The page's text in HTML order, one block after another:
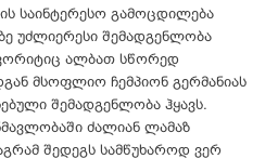
საინტერესო გამოცდილება
უძლიერესი შემადგენლობა
ალბათ სწორედ
მსოფლიო ჩემპიონ გერმანიას
შემადგენლობა ჰყავს.
ძალიან ლამაზ
შედეგს სამწუხაროდ ვერ